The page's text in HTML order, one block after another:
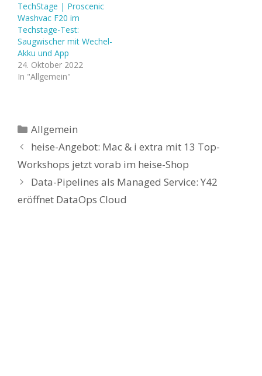
TechStage | Proscenic
Washvac F20 im
Techstage-Test:
Saugwischer mit Wechel-
Akku und App
24. Oktober 2022
In "Allgemein"
Kategorien
Allgemein
heise-Angebot: Mac & i extra mit 13 Top-
Workshops jetzt vorab im heise-Shop
Data-Pipelines als Managed Service: Y42
eröffnet DataOps Cloud